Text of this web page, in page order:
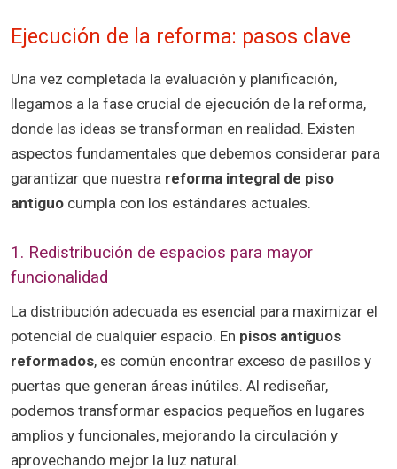
Ejecución de la reforma: pasos clave
Una vez completada la evaluación y planificación,
llegamos a la fase crucial de ejecución de la reforma,
donde las ideas se transforman en realidad. Existen
aspectos fundamentales que debemos considerar para
garantizar que nuestra reforma integral de piso
antiguo cumpla con los estándares actuales.
1. Redistribución de espacios para mayor
funcionalidad
La distribución adecuada es esencial para maximizar el
potencial de cualquier espacio. En pisos antiguos
reformados, es común encontrar exceso de pasillos y
puertas que generan áreas inútiles. Al rediseñar,
podemos transformar espacios pequeños en lugares
amplios y funcionales, mejorando la circulación y
aprovechando mejor la luz natural.